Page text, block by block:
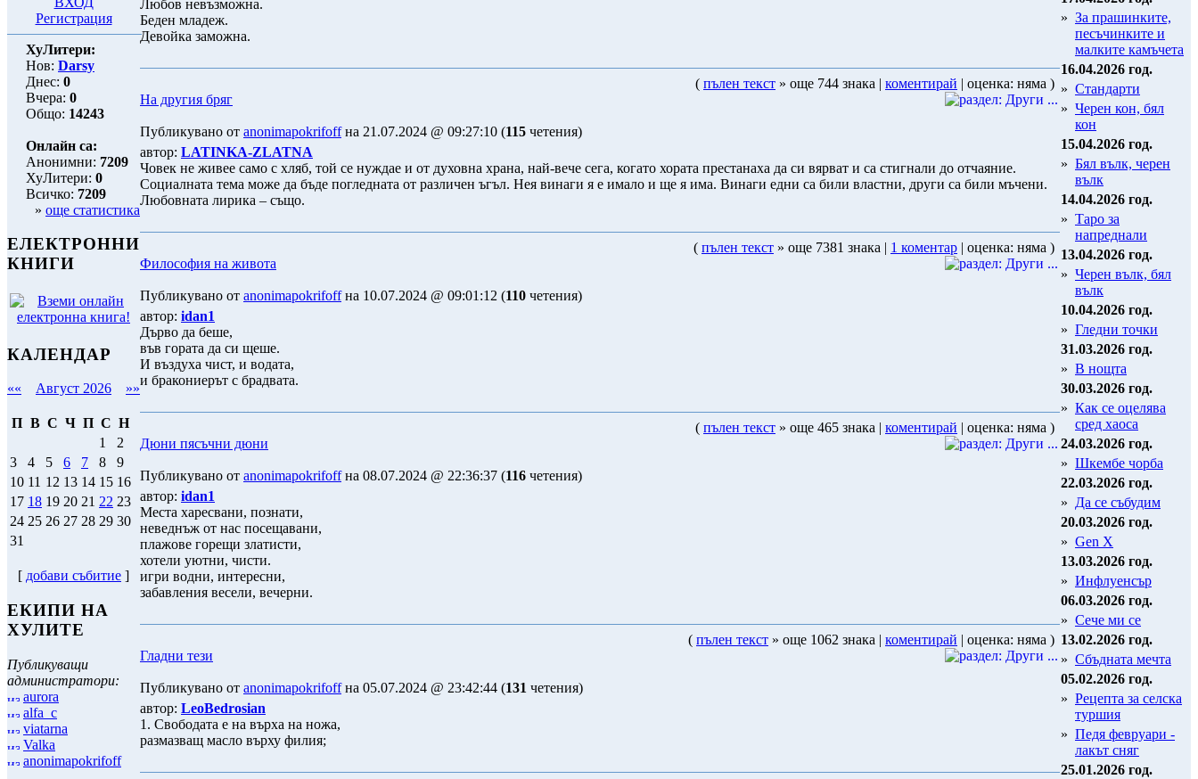
Регистрация
ХуЛитери:
Нов: Darsy
Днес: 0
Вчера: 0
Общо: 14243
Онлайн са:
Анонимни: 7209
ХуЛитери: 0
Всичко: 7209
» още статистика
ЕЛЕКТРОННИ
КНИГИ
КАЛЕНДАР
«« Август 2026 »»
П В С Ч П С Н
1
2
3
4 5 6 7 8
9
10 11 12 13 14 15 16
17 18 19 20 21 22 23
24 25 26 27 28 29 30
31
[ добави събитие ]
ЕКИПИ НА
ХУЛИТЕ
Публикуващи
администратори:
aurora
alfa_c
viatarna
Valka
anonimapokrifoff
Любов невъзможна.
Беден младеж.
Девойка заможна.
( пълен текст » още 744 знака | коментирай | оценка: няма )
На другия бряг
Публикувано от anonimapokrifoffна 21.07.2024 @ 09:27:10 (115 четения)
автор: LATINKA-ZLATNA
Човек не живее само с хляб, той се нуждае и от духовна храна, най-вече сега, когато хората престанаха да си вярват и са стигнали до отчаяние.
Социалната тема може да бъде погледната от различен ъгъл. Нея винаги я е имало и ще я има. Винаги едни са били властни, други са били мъчени.
Любовната лирика – също.
( пълен текст » още 7381 знака | 1 коментар | оценка: няма )
Философия на живота
Публикувано от anonimapokrifoffна 10.07.2024 @ 09:01:12 (110 четения)
автор: idan1
Дърво да беше,
във гората да си щеше.
И въздуха чист, и водата,
и бракониерът с брадвата.
( пълен текст » още 465 знака | коментирай | оценка: няма )
Дюни пясъчни дюни
Публикувано от anonimapokrifoffна 08.07.2024 @ 22:36:37 (116 четения)
автор: idan1
Места харесвани, познати,
неведнъж от нас посещавани,
плажове горещи златисти,
хотели уютни, чисти.
игри водни, интересни,
забавления весели, вечерни.
( пълен текст » още 1062 знака | коментирай | оценка: няма )
Гладни тези
Публикувано от anonimapokrifoffна 05.07.2024 @ 23:42:44 (131 четения)
автор: LeoBedrosian
1. Свободата е на върха на ножа,
размазващ масло върху филия;
» За прашинките,
песъчинките и
малките камъчета
16.04.2026 год.
» Стандарти
» Черен кон, бял
кон
15.04.2026 год.
» Бял вълк, черен
вълк
14.04.2026 год.
» Таро за
напреднали
13.04.2026 год.
» Черен вълк, бял
вълк
10.04.2026 год.
» Гледни точки
31.03.2026 год.
» В нощта
30.03.2026 год.
» Как се оцелява
сред хаоса
24.03.2026 год.
» Шкембе чорба
22.03.2026 год.
» Да се събудим
20.03.2026 год.
» Gen X
13.03.2026 год.
» Инфлуенсър
06.03.2026 год.
» Сече ми се
13.02.2026 год.
» Сбъдната мечта
05.02.2026 год.
» Рецепта за селска
туршия
» Педя февруари -
лакът сняг
25.01.2026 год.